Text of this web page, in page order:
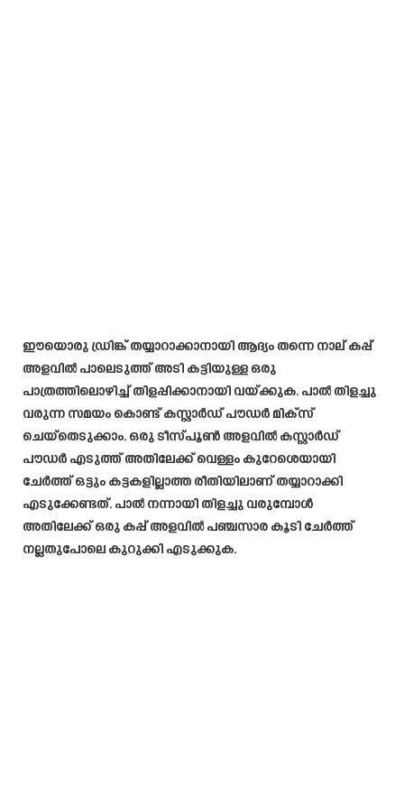
ഈയൊരു ഡ്രിങ്ക് തയ്യാറാക്കാനായി ആദ്യം തന്നെ നാല് കപ്പ്
അളവിൽ പാലെടുത്ത് അടി കട്ടിയുള്ള ഒരു
പാത്രത്തിലൊഴിച്ച് തിളപ്പിക്കാനായി വയ്ക്കുക. പാൽ തിളച്ചു
വരുന്ന സമയം കൊണ്ട് കസ്റ്റാർഡ് പൗഡർ മിക്സ്
ചെയ്തെടുക്കാം. ഒരു ടീസ്പൂൺ അളവിൽ കസ്റ്റാർഡ്
പൗഡർ എടുത്ത് അതിലേക്ക് വെള്ളം കുറേശെയായി
ചേർത്ത് ഒട്ടും കട്ടകളില്ലാത്ത രീതിയിലാണ് തയ്യാറാക്കി
എടുക്കേണ്ടത്. പാൽ നന്നായി തിളച്ചു വരുമ്പോൾ
അതിലേക്ക് ഒരു കപ്പ് അളവിൽ പഞ്ചസാര കൂടി ചേർത്ത്
നല്ലതുപോലെ കുറുക്കി എടുക്കുക.